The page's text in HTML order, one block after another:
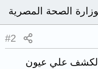
الصحة المصرية
#2
الكشف علي عيون